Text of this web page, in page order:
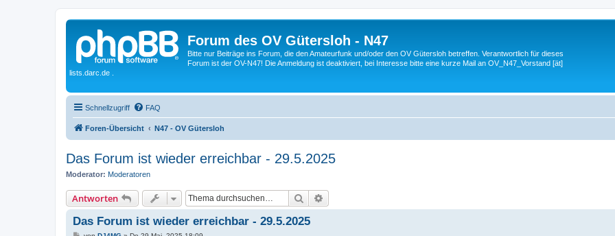
Forum des OV Gütersloh - N47
Bitte nur Beiträge ins Forum, die den Amateurfunk und/oder den OV Gütersloh betreffen. Verantwortlich für dieses
Forum ist der OV-N47! Die Anmeldung ist deaktiviert, bei Interesse bitte eine kurze Mail an OV_N47_Vorstand [ät]
lists.darc.de .
Schnellzugriff FAQ
Foren-Übersicht N47 - OV Gütersloh
Das Forum ist wieder erreichbar - 29.5.2025
Moderator: Moderatoren
Antworten Suche
Das Forum ist wieder erreichbar - 29.5.2025